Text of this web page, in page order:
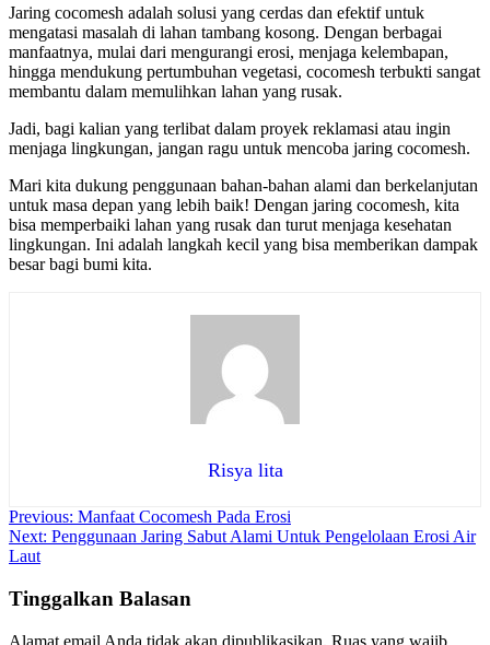
Jaring cocomesh adalah solusi yang cerdas dan efektif untuk
mengatasi masalah di lahan tambang kosong. Dengan berbagai
manfaatnya, mulai dari mengurangi erosi, menjaga kelembapan,
hingga mendukung pertumbuhan vegetasi, cocomesh terbukti sangat
membantu dalam memulihkan lahan yang rusak.
Jadi, bagi kalian yang terlibat dalam proyek reklamasi atau ingin
menjaga lingkungan, jangan ragu untuk mencoba jaring cocomesh.
Mari kita dukung penggunaan bahan-bahan alami dan berkelanjutan
untuk masa depan yang lebih baik! Dengan jaring cocomesh, kita
bisa memperbaiki lahan yang rusak dan turut menjaga kesehatan
lingkungan. Ini adalah langkah kecil yang bisa memberikan dampak
besar bagi bumi kita.
Risya lita
Navigasi
pos
Previous: Manfaat Cocomesh Pada Erosi
Next: Penggunaan Jaring Sabut Alami Untuk Pengelolaan Erosi Air
Laut
Tinggalkan Balasan
Alamat email Anda tidak akan dipublikasikan. Ruas yang wajib